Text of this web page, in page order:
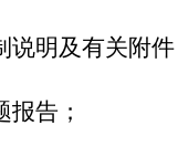
明及有关附件
告；